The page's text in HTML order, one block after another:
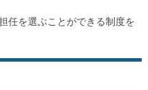
任を選ぶことができる制度を